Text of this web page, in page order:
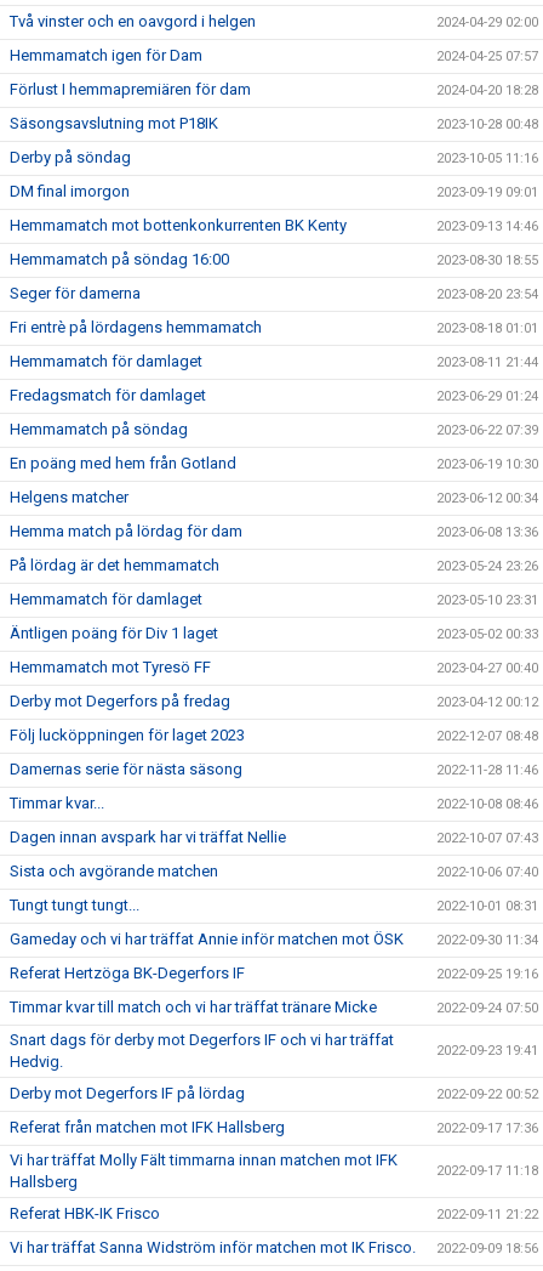
Två vinster och en oavgord i helgen 2024-04-29 02:00
Hemmamatch igen för Dam 2024-04-25 07:57
Förlust I hemmapremiären för dam 2024-04-20 18:28
Säsongsavslutning mot P18IK 2023-10-28 00:48
Derby på söndag 2023-10-05 11:16
DM final imorgon 2023-09-19 09:01
Hemmamatch mot bottenkonkurrenten BK Kenty 2023-09-13 14:46
Hemmamatch på söndag 16:00 2023-08-30 18:55
Seger för damerna 2023-08-20 23:54
Fri entrè på lördagens hemmamatch 2023-08-18 01:01
Hemmamatch för damlaget 2023-08-11 21:44
Fredagsmatch för damlaget 2023-06-29 01:24
Hemmamatch på söndag 2023-06-22 07:39
En poäng med hem från Gotland 2023-06-19 10:30
Helgens matcher 2023-06-12 00:34
Hemma match på lördag för dam 2023-06-08 13:36
På lördag är det hemmamatch 2023-05-24 23:26
Hemmamatch för damlaget 2023-05-10 23:31
Äntligen poäng för Div 1 laget 2023-05-02 00:33
Hemmamatch mot Tyresö FF 2023-04-27 00:40
Derby mot Degerfors på fredag 2023-04-12 00:12
Följ lucköppningen för laget 2023 2022-12-07 08:48
Damernas serie för nästa säsong 2022-11-28 11:46
Timmar kvar... 2022-10-08 08:46
Dagen innan avspark har vi träffat Nellie 2022-10-07 07:43
Sista och avgörande matchen 2022-10-06 07:40
Tungt tungt tungt... 2022-10-01 08:31
Gameday och vi har träffat Annie inför matchen mot ÖSK 2022-09-30 11:34
Referat Hertzöga BK-Degerfors IF 2022-09-25 19:16
Timmar kvar till match och vi har träffat tränare Micke 2022-09-24 07:50
Snart dags för derby mot Degerfors IF och vi har träffat
Hedvig.
2022-09-23 19:41
Derby mot Degerfors IF på lördag 2022-09-22 00:52
Referat från matchen mot IFK Hallsberg 2022-09-17 17:36
Vi har träffat Molly Fält timmarna innan matchen mot IFK
Hallsberg
2022-09-17 11:18
Referat HBK-IK Frisco 2022-09-11 21:22
Vi har träffat Sanna Widström inför matchen mot IK Frisco. 2022-09-09 18:56